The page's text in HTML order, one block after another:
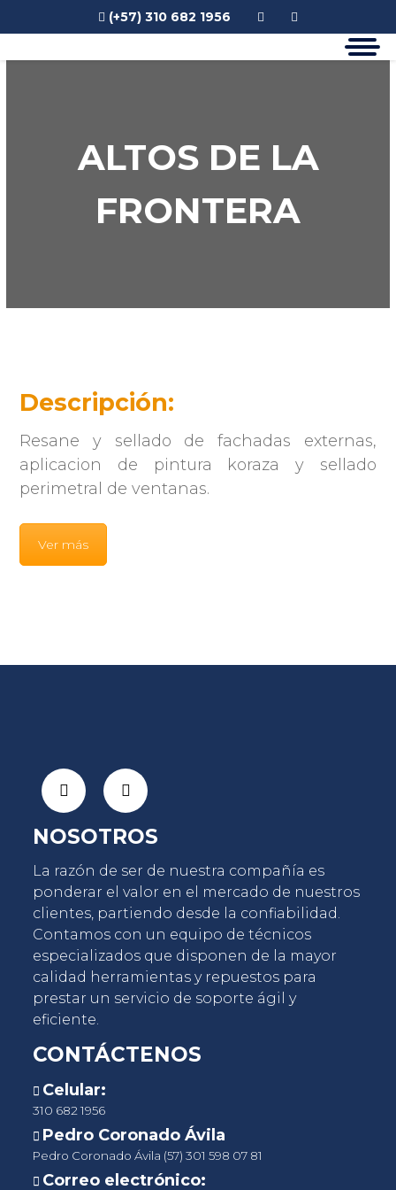
(+57) 310 682 1956
¡Escríbenos ahora!
ALTOS DE LA
FRONTERA
Descripción:
Resane y sellado de fachadas externas,
aplicacion de pintura koraza y sellado
perimetral de ventanas.
Ver más
NOSOTROS
La razón de ser de nuestra compañía es
ponderar el valor en el mercado de nuestros
clientes, partiendo desde la confiabilidad.
Contamos con un equipo de técnicos
especializados que disponen de la mayor
calidad herramientas y repuestos para
prestar un servicio de soporte ágil y
eficiente.
CONTÁCTENOS
Celular:
310 682 1956
Pedro Coronado Ávila
Pedro Coronado Ávila (57) 301 598 07 81
Correo electrónico: